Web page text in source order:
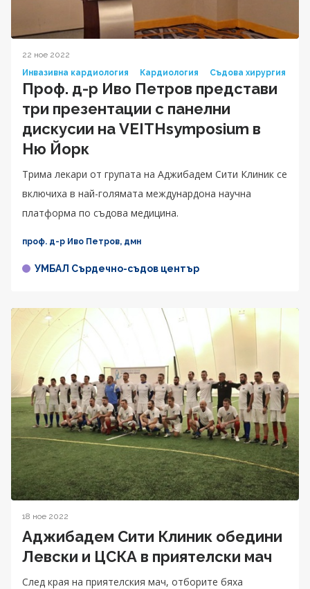
22 ное 2022
Инвазивна кардиология
Кардиология Съдова хирургия
Проф. д-р Иво Петров представи
три презентации с панелни
дискусии на VEITHsymposium в
Ню Йорк
Трима лекари от групата на Аджибадем Сити Клиник се
включиха в най-голямата междунардона научна
платформа по съдова медицина.
проф. д-р Иво Петров, дмн
УМБАЛ Сърдечно-съдов център
18 ное 2022
Аджибадем Сити Клиник обедини
Левски и ЦСКА в приятелски мач
След края на приятелския мач, отборите бяха